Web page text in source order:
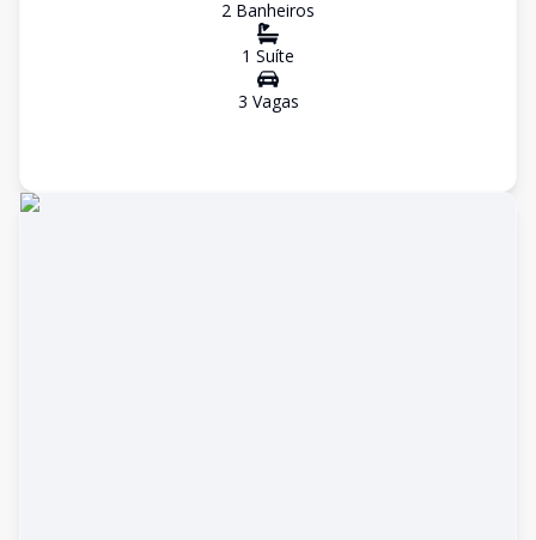
2 Banheiros
1 Suíte
3 Vagas